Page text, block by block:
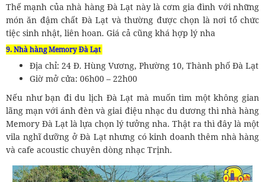
Thế mạnh của nhà hàng Đà Lạt này là cơm gia đình với những
món ăn đậm chất Đà Lạt và thường được chọn là nơi tổ chức
tiệc sinh nhật, liên hoan. Giá cả cũng khá hợp lý nha
9. Nhà hàng Memory Đà Lạt
Địa chỉ: 24 Đ. Hùng Vương, Phường 10, Thành phố Đà Lạt
Giờ mở cửa: 06h00 – 22h00
Nếu như bạn đi du lịch Đà Lạt mà muốn tìm một không gian
lãng mạn với ánh đèn và giai điệu nhạc du dương thì nhà hàng
Memory Đà Lạt là lựa chọn lý tưởng nha. Thật ra thì đây là một
vila nghĩ dưỡng ở Đà Lạt nhưng có kinh doanh thêm nhà hàng
và cafe acoustic chuyên dòng nhạc Trịnh.